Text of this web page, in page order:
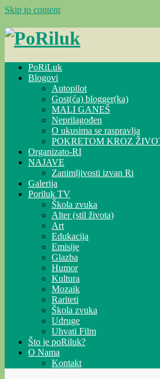
Skip to content
PoRiLuk
Blogovi
Autopilot
Gost(ća) blogger(ka)
MALI GANEŠ
Neprilagođen
O ukusima se raspravlja
POKRETOM KROZ
Organizato-RI
NAJAVE
Zanimljivosti izvan Ri
Galerija
Poriluk TV
Škola zvuka
Alter (stil života)
Art
Edukacija
Emisije
Glazba
Humor
Kultura
Mozaik
Rariteti
Škola zvuka
Udruge
Uhvati Film
Što je poRiluk?
O Nama
Kontakt